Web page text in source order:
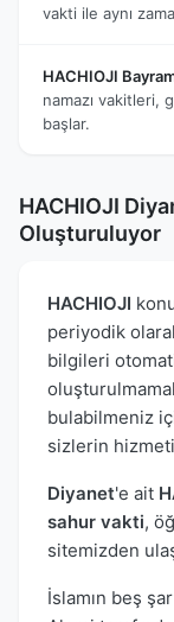
vakti ile aynı
HACHIOJI
namazı vakitleri,
başlar.
HACHIOJI
Oluşturuluyor
HACHIOJI
periyodik
bilgileri
bulabilmeniz
sizlerin
Diyanet'e ait
sahur vakti,
sitemizden
İslamın beş